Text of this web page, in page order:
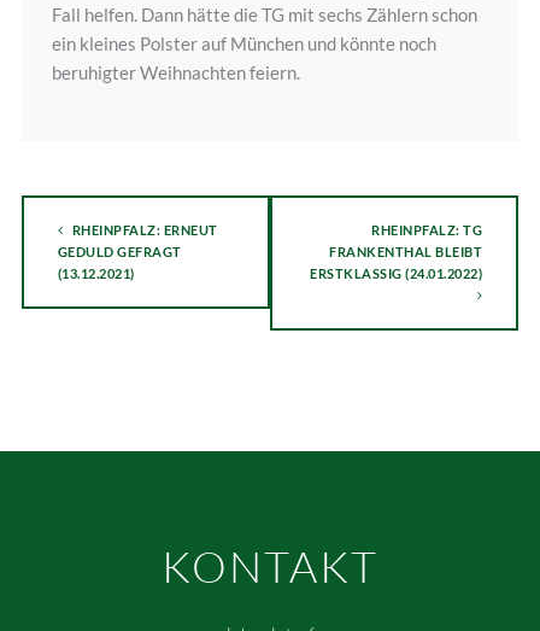
Fall helfen. Dann hätte die TG mit sechs Zählern schon
ein kleines Polster auf München und könnte noch
beruhigter Weihnachten feiern.
RHEINPFALZ: ERNEUT
GEDULD GEFRAGT
(13.12.2021)
RHEINPFALZ: TG
FRANKENTHAL BLEIBT
ERSTKLASSIG (24.01.2022)
KONTAKT